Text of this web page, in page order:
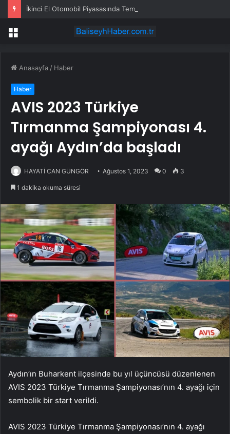
İkinci El Otomobil Piyasasında Temmuz 2024 Gelişmeleri
Menü
Anasayfa / Haber
Haber
AVIS 2023 Türkiye
Tırmanma Şampiyonası 4.
ayağı Aydın’da başladı
HAYATİ CAN GÜNGÖR Ağustos 1, 2023 0 3
1 dakika okuma süresi
Aydın’ın Buharkent ilçesinde bu yıl üçüncüsü düzenlenen
AVIS 2023 Türkiye Tırmanma Şampiyonası’nın 4. ayağı için
sembolik bir start verildi.
AVIS 2023 Türkiye Tırmanma Şampiyonası’nın 4. ayağı